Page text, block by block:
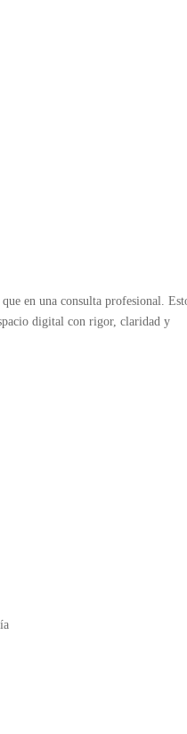
en una consulta profesional.
digital con rigor, claridad y